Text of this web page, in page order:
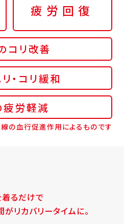
疲労回復
コリ改善
・コリ緩和
労軽減
の血行促進作用によるものです
るだけで
リカバリータイムに。